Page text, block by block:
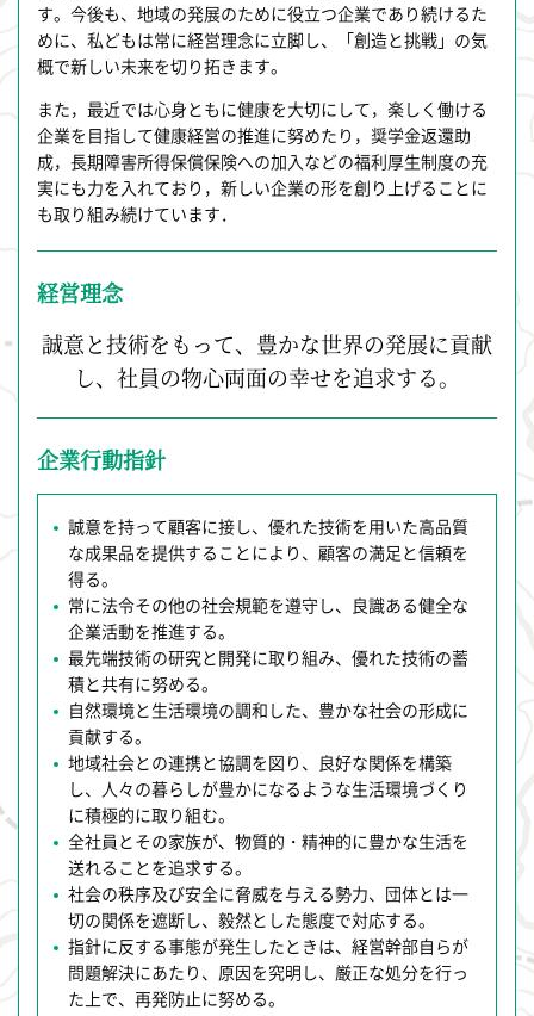
す。今後も、地域の発展のために役立つ企業であり続けるた
めに、私どもは常に経営理念に立脚し、「創造と挑戦」の気
概で新しい未来を切り拓きます。
また，最近では心身ともに健康を大切にして，楽しく働ける
企業を目指して健康経営の推進に努めたり，奨学金返還助
成，長期障害所得保償保険への加入などの福利厚生制度の充
実にも力を入れており，新しい企業の形を創り上げることに
も取り組み続けています．
経営理念
誠意と技術をもって、豊かな世界の発展に貢献
し、社員の物心両面の幸せを追求する。
企業行動指針
誠意を持って顧客に接し、優れた技術を用いた高品質
な成果品を提供することにより、顧客の満足と信頼を
得る。
常に法令その他の社会規範を遵守し、良識ある健全な
企業活動を推進する。
最先端技術の研究と開発に取り組み、優れた技術の蓄
積と共有に努める。
自然環境と生活環境の調和した、豊かな社会の形成に
貢献する。
地域社会との連携と協調を図り、良好な関係を構築
し、人々の暮らしが豊かになるような生活環境づくり
に積極的に取り組む。
全社員とその家族が、物質的・精神的に豊かな生活を
送れることを追求する。
社会の秩序及び安全に脅威を与える勢力、団体とは一
切の関係を遮断し、毅然とした態度で対応する。
指針に反する事態が発生したときは、経営幹部自らが
問題解決にあたり、原因を究明し、厳正な処分を行っ
た上で、再発防止に努める。